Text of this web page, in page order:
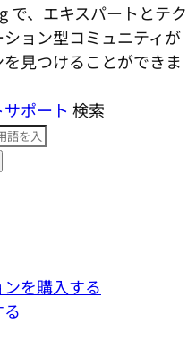
で、エキスパートとテク
ョン型コミ​ュニティが
見つけることができま
サポート 検索
を購入する